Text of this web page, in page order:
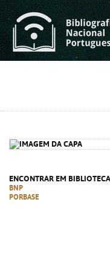
ENCONTRAR EM
BNP
PORBASE